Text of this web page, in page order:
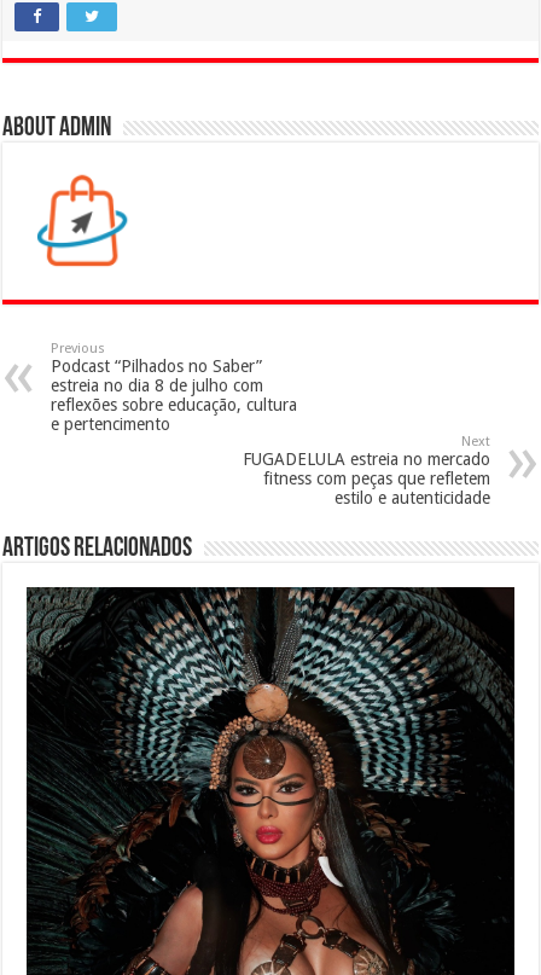
About admin
Previous
Podcast “Pilhados no Saber”
estreia no dia 8 de julho com
reflexões sobre educação, cultura
e pertencimento
Next
FUGADELULA estreia no mercado
fitness com peças que refletem
estilo e autenticidade
Artigos Relacionados